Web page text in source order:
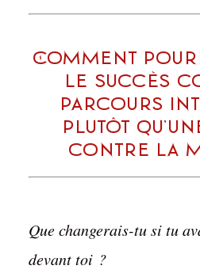
Comment
le succès
parcours
plutôt
contre la
Que changerais-tu si tu
devant toi ?